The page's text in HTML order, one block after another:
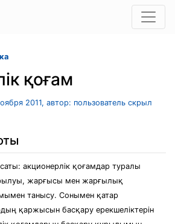
қоғам
2011, автор: пользователь скрыл
акционерлік қоғамдар туралы
жарғысы мен жарғылық
танысу. Сонымен қатар
қаржысын басқару ерекшеліктерін